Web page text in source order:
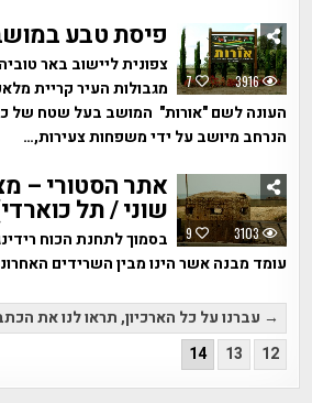
7 3916
פיסת טבע
צפונית ליישוב באר
מגבולות העיר קריית
הנרחב מיושב על ידי משפחות צעירות,…
9 3103
אתר הסטורי –
שוני / תל
בסמוך לתחנת הכוח
עומד מבנה אשר הינו מבין השרידים
Posts
pagination
→ עברנו על כל הארכיון, תראו לנו את
12
13
14